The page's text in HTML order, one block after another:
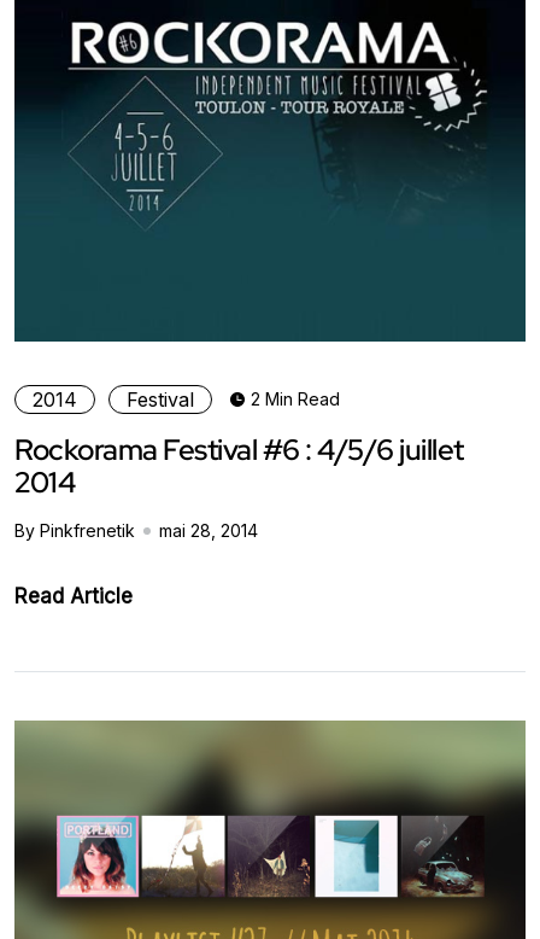
2014 Festival 2 Min Read
Rockorama Festival #6 : 4/5/6 juillet
2014
By Pinkfrenetik mai 28, 2014
Read Article